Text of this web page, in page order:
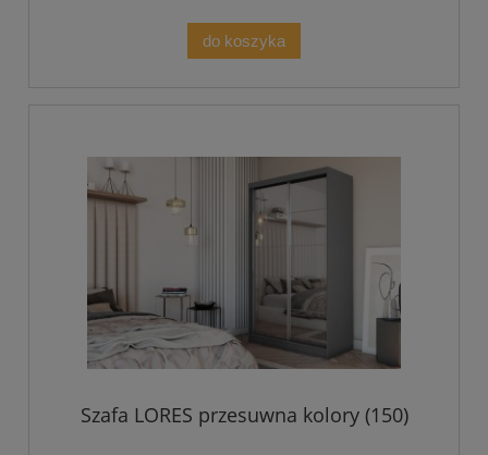
do koszyka
Szafa LORES przesuwna kolory (150)